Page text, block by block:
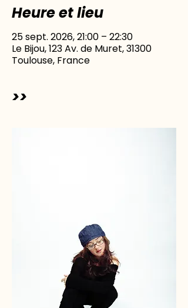
Heure et lieu
25 sept. 2026, 21:00 – 22:30
Le Bijou, 123 Av. de Muret, 31300
Toulouse, France
>>